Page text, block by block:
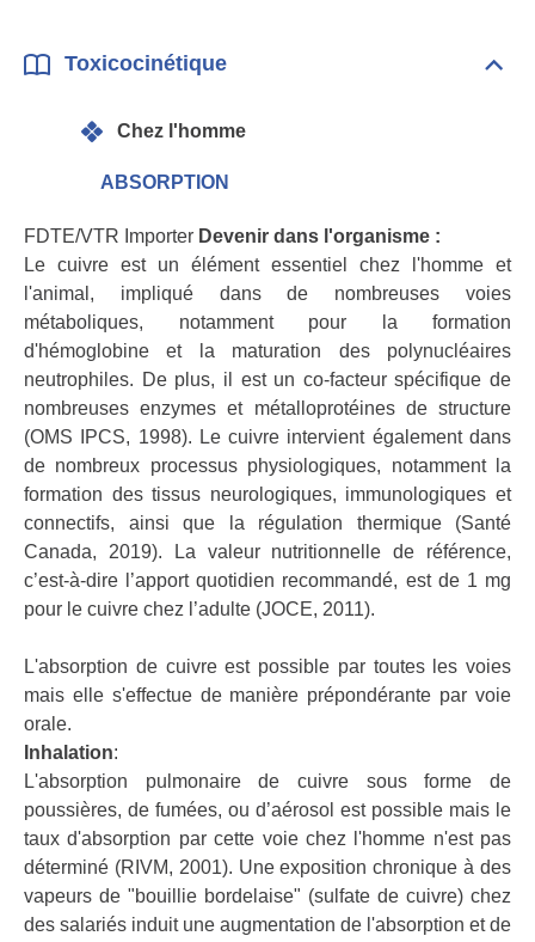
Toxicocinétique
Chez l'homme
ABSORPTION
FDTE/VTR Importer Devenir dans l'organisme :
Le cuivre est un élément essentiel chez l'homme et
l'animal, impliqué dans de nombreuses voies
métaboliques, notamment pour la formation
d'hémoglobine et la maturation des polynucléaires
neutrophiles. De plus, il est un co-facteur spécifique de
nombreuses enzymes et métalloprotéines de structure
(OMS IPCS, 1998). Le cuivre intervient également dans
de nombreux processus physiologiques, notamment la
formation des tissus neurologiques, immunologiques et
connectifs, ainsi que la régulation thermique (Santé
Canada, 2019). La valeur nutritionnelle de référence,
c’est-à-dire l’apport quotidien recommandé, est de 1 mg
pour le cuivre chez l’adulte (JOCE, 2011).
L'absorption de cuivre est possible par toutes les voies
mais elle s'effectue de manière prépondérante par voie
orale.
Inhalation:
L'absorption pulmonaire de cuivre sous forme de
poussières, de fumées, ou d’aérosol est possible mais le
taux d'absorption par cette voie chez l'homme n'est pas
déterminé (RIVM, 2001). Une exposition chronique à des
vapeurs de "bouillie bordelaise" (sulfate de cuivre) chez
des salariés induit une augmentation de l'absorption et de